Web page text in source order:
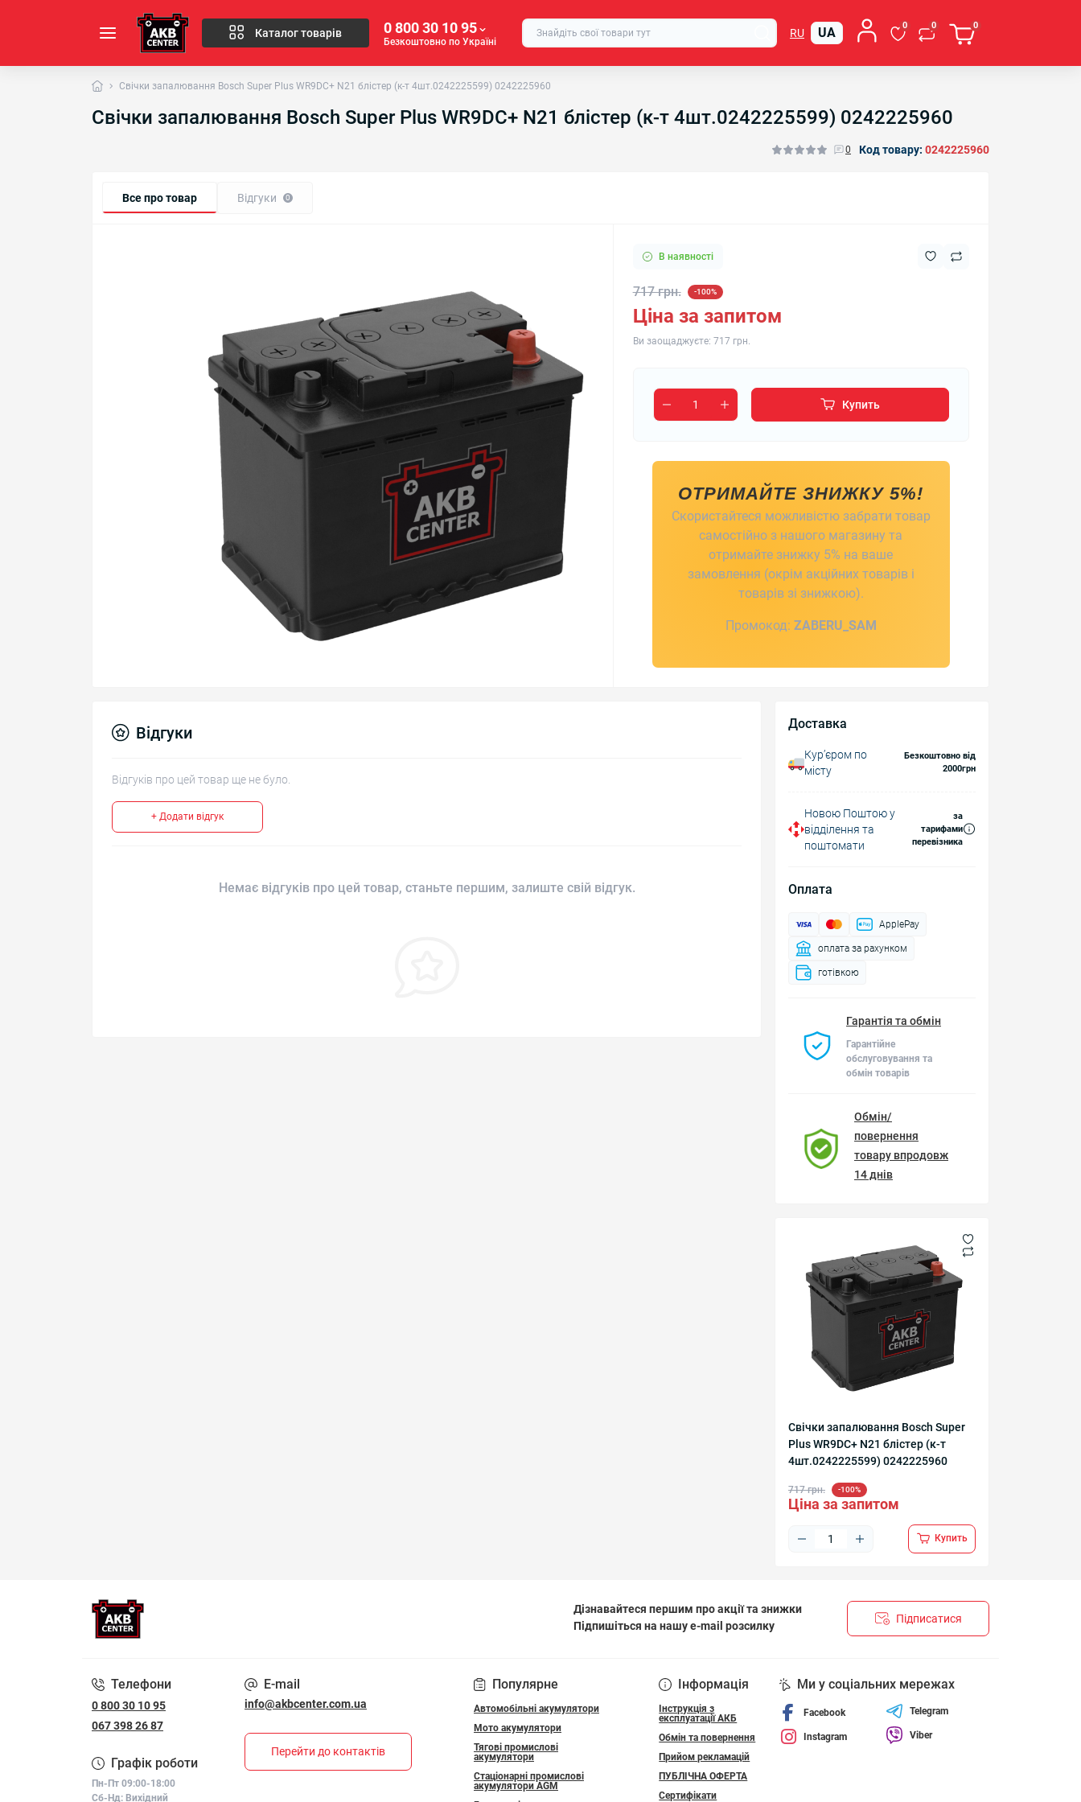
Каталог товарів 0 800 30 10 95
Безкоштовно по Україні
RU UA 0 0 0
Свічки запалювання Bosch Super Plus WR9DC+ N21 блістер (к-т 4шт.0242225599) 0242225960
Свічки запалювання Bosch Super Plus WR9DC+ N21 блістер (к-т 4шт.0242225599) 0242225960
0 Код товару: 0242225960
Все про товар Відгуки 0
В наявності
717 грн. -100%
Ціна за запитом
Ви заощаджуєте: 717 грн.
Купить
ОТРИМАЙТЕ ЗНИЖКУ 5%!
Скористайтеся можливістю забрати товар
самостійно з нашого магазину та
отримайте знижку 5% на ваше
замовлення (окрім акційних товарів і
товарів зі знижкою).
Промокод: ZABERU_SAM
Доставка
Курʼєром по
місту
Безкоштовно від
2000грн
Новою Поштою у
відділення та
поштомати
за
тарифами
перевізника
Оплата
ApplePay
оплата за рахунком
готівкою
Гарантія та обмін
Гарантійне
обслуговування та
обмін товарів
Обмін/
повернення
товару впродовж
14 днів
Свічки запалювання Bosch Super
Plus WR9DC+ N21 блістер (к-т
4шт.0242225599) 0242225960
717 грн. -100%
Ціна за запитом
Купить
Відгуки
Відгуків про цей товар ще не було.
+ Додати відгук
Немає відгуків про цей товар, станьте першим, залиште свій відгук.
Дізнавайтеся першим про акції та знижки
Підпишіться на нашу e-mail розсилку
Підписатися
Телефони
0 800 30 10 95
067 398 26 87
Графік роботи
Пн-Пт 09:00-18:00
Сб-Нд: Вихідний
E-mail
info@akbcenter.com.ua
Перейти до контактів
Популярне
Автомобільні акумулятори
Мото акумулятори
Тягові промислові
акумулятори
Стаціонарні промислові
акумулятори АGM
Інформація
Інструкція з
експлуатації АКБ
Обмін та повернення
Прийом рекламацій
ПУБЛІЧНА ОФЕРТА
Сертифікати
Ми у соціальних мережах
Facebook
Instagram
Telegram
Viber